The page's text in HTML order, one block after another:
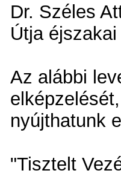
Dr. Széles
Útja
Az alábbi
nyújthatunk
"Tisztelt